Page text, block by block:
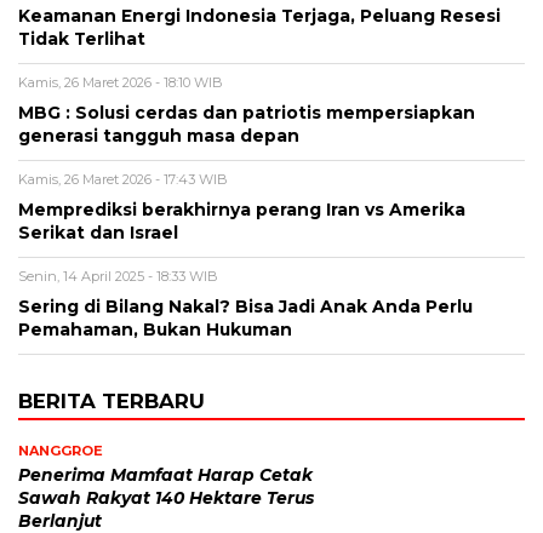
Keamanan Energi Indonesia Terjaga, Peluang Resesi
Tidak Terlihat
Kamis, 26 Maret 2026 - 18:10 WIB
MBG : Solusi cerdas dan patriotis mempersiapkan
generasi tangguh masa depan
Kamis, 26 Maret 2026 - 17:43 WIB
Memprediksi berakhirnya perang Iran vs Amerika
Serikat dan Israel
Senin, 14 April 2025 - 18:33 WIB
Sering di Bilang Nakal? Bisa Jadi Anak Anda Perlu
Pemahaman, Bukan Hukuman
BERITA TERBARU
NANGGROE
Penerima Mamfaat Harap Cetak
Sawah Rakyat 140 Hektare Terus
Berlanjut